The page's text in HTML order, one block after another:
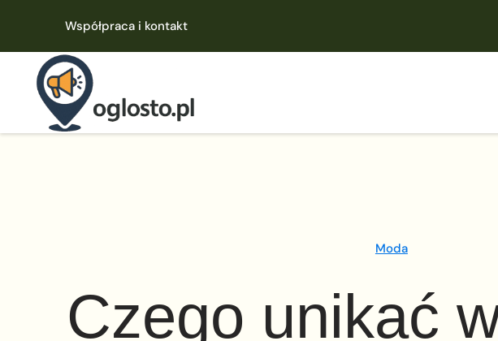
Współpraca i kontakt
Moda
Czego unikać